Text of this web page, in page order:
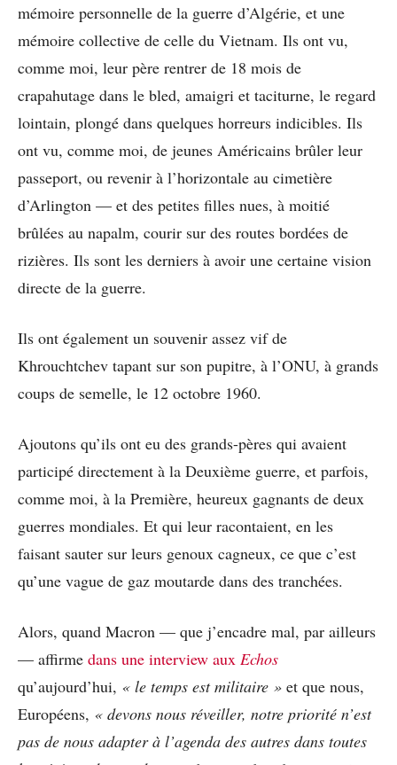
mémoire personnelle de la guerre d’Algérie, et une
mémoire collective de celle du Vietnam. Ils ont vu,
comme moi, leur père rentrer de 18 mois de
crapahutage dans le bled, amaigri et taciturne, le regard
lointain, plongé dans quelques horreurs indicibles. Ils
ont vu, comme moi, de jeunes Américains brûler leur
passeport, ou revenir à l’horizontale au cimetière
d’Arlington — et des petites filles nues, à moitié
brûlées au napalm, courir sur des routes bordées de
rizières. Ils sont les derniers à avoir une certaine vision
directe de la guerre.
Ils ont également un souvenir assez vif de
Khrouchtchev tapant sur son pupitre, à l’ONU, à grands
coups de semelle, le 12 octobre 1960.
Ajoutons qu’ils ont eu des grands-pères qui avaient
participé directement à la Deuxième guerre, et parfois,
comme moi, à la Première, heureux gagnants de deux
guerres mondiales. Et qui leur racontaient, en les
faisant sauter sur leurs genoux cagneux, ce que c’est
qu’une vague de gaz moutarde dans des tranchées.
Alors, quand Macron — que j’encadre mal, par ailleurs
— affirme dans une interview aux Echos
qu’aujourd’hui, « le temps est militaire » et que nous,
Européens, « devons nous réveiller, notre priorité n’est
pas de nous adapter à l’agenda des autres dans toutes